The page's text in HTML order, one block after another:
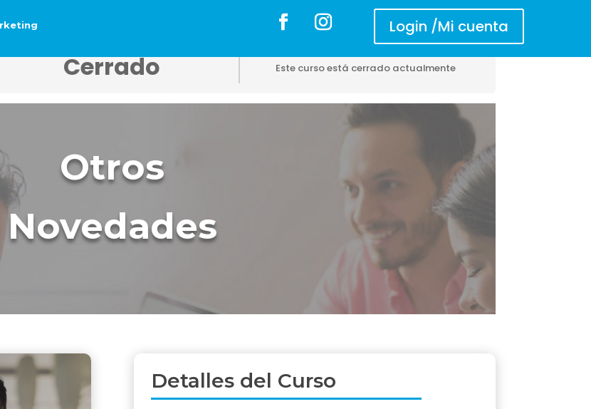
Login /Mi cuenta
Cerrado
Primeros pasos
Este curso está cerrado actualmente
Otros
Novedades
Detalles del Curso